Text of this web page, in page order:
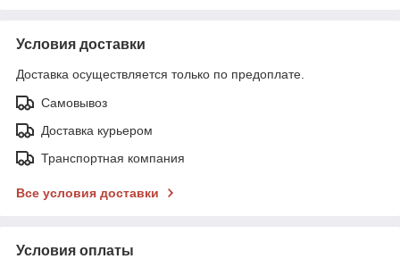
Условия доставки
Доставка осуществляется только по предоплате.
Самовывоз
Доставка курьером
Транспортная компания
Все условия доставки
Условия оплаты